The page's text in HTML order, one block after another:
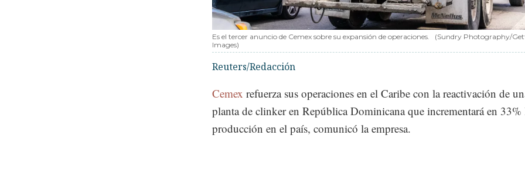
Es el tercer anuncio de Cemex sobre su expansión de operaciones.
(Sundry Photography/
Images)
Reuters/Redacción
Cemex refuerza sus operaciones en el Caribe con la reactivación de
planta de clinker en República Dominicana que incrementará en 33%
producción en el país, comunicó la empresa.